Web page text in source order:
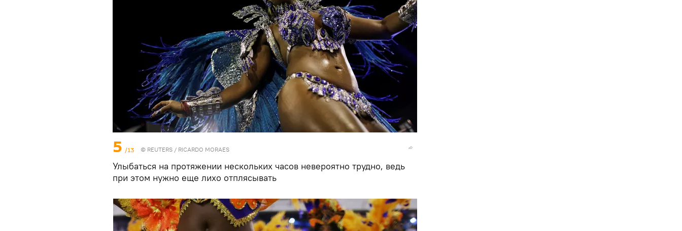
5 /13 © REUTERS / RICARDO MORAES
Улыбаться на протяжении нескольких часов невероятно трудно, ведь
при этом нужно еще лихо отплясывать